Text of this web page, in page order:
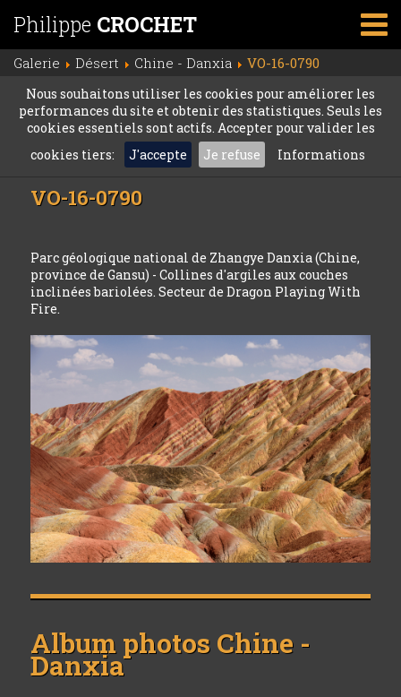
Philippe CROCHET
Galerie Désert Chine - Danxia VO-16-0790
Nous souhaitons utiliser les cookies pour améliorer les
performances du site et obtenir des statistiques. Seuls les
cookies essentiels sont actifs. Accepter pour valider les
cookies tiers:
J'accepte Je refuse Informations
VO-16-0790
Parc géologique national de Zhangye Danxia (Chine,
province de Gansu) - Collines d'argiles aux couches
inclinées bariolées. Secteur de Dragon Playing With
Fire.
Album photos Chine -
Danxia